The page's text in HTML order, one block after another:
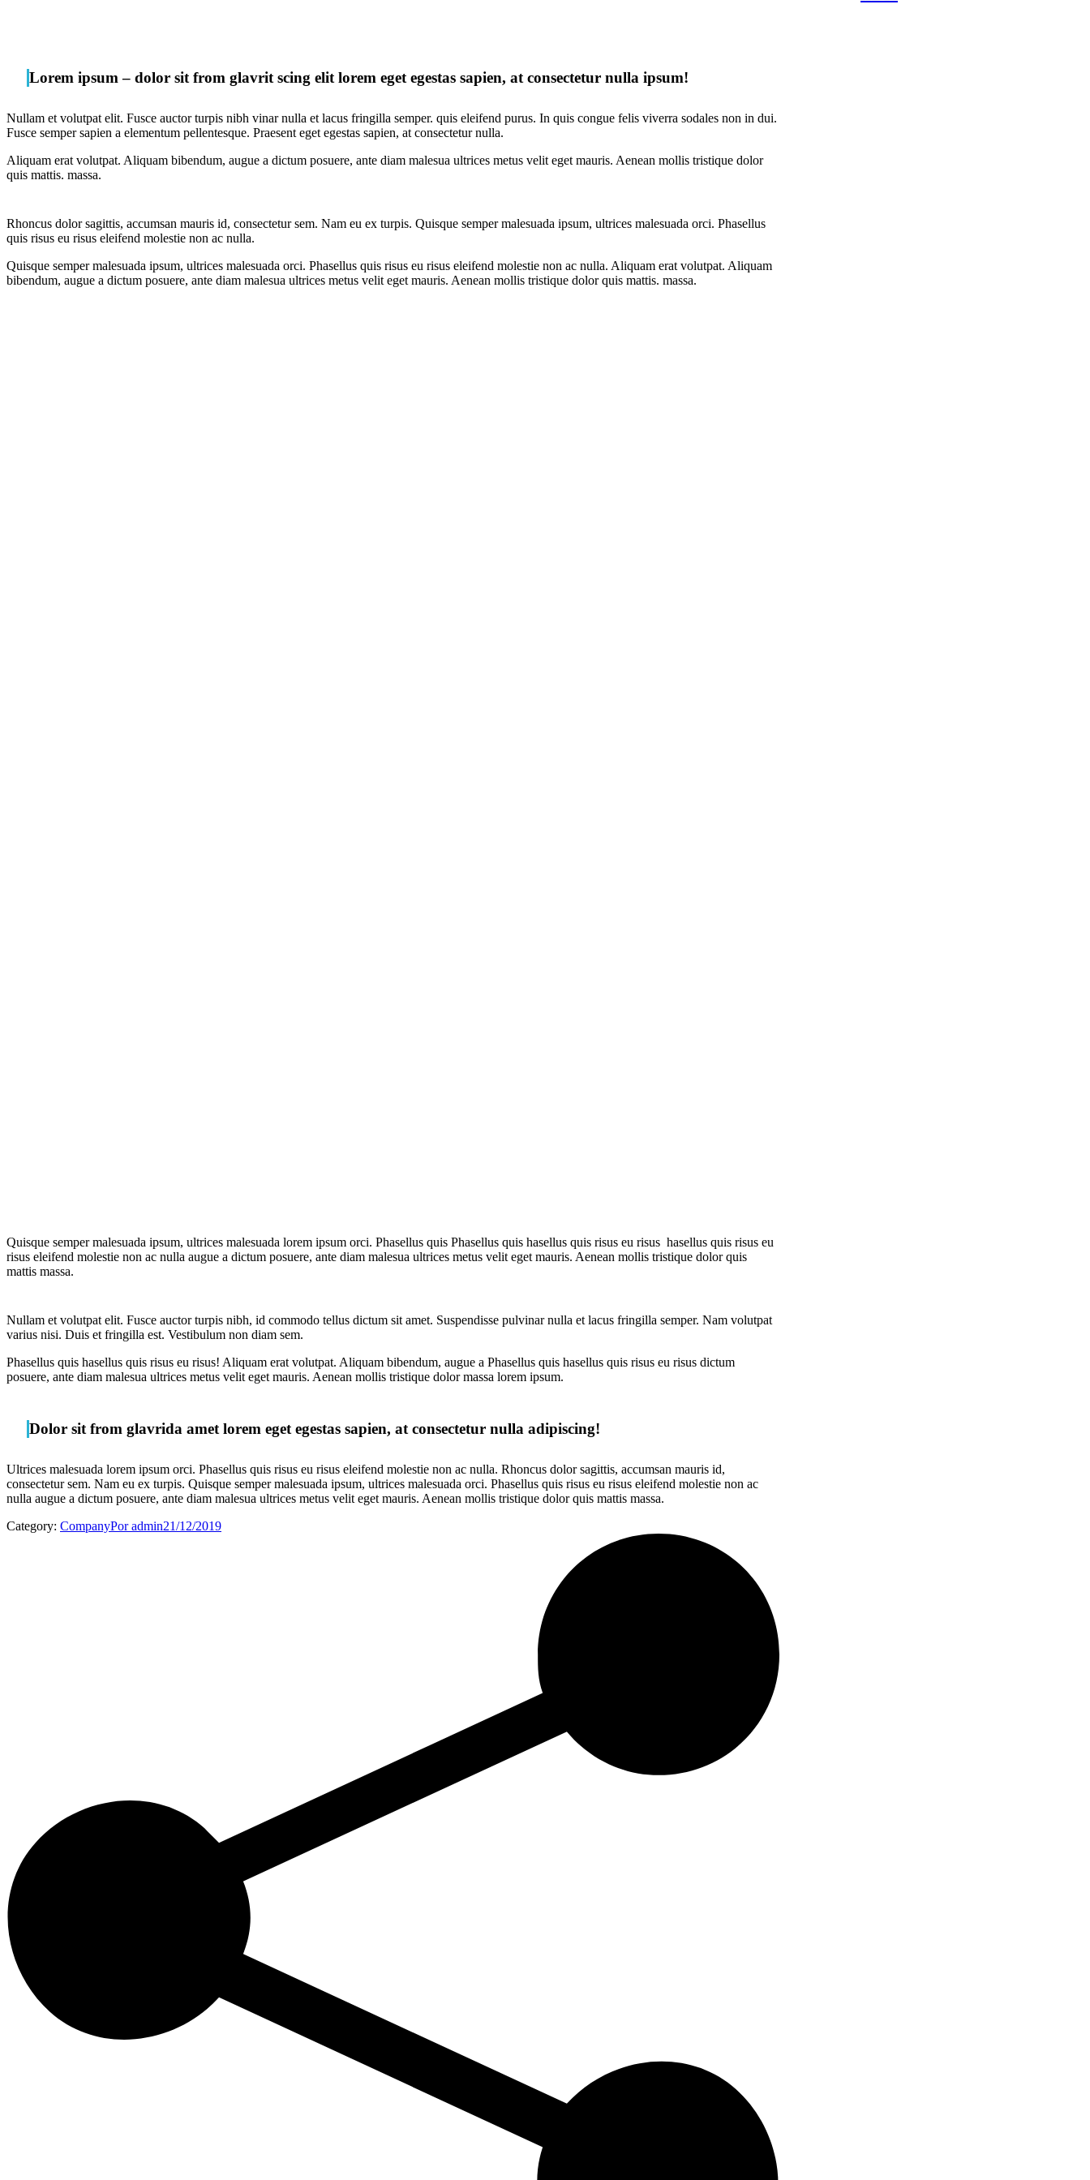
Lorem ipsum – dolor sit from glavrit scing elit lorem eget egestas sapien, at consectetur nulla ipsum!
Nullam et volutpat elit. Fusce auctor turpis nibh vinar nulla et lacus fringilla semper. quis eleifend purus. In quis congue felis viverra sodales non in dui.
Fusce semper sapien a elementum pellentesque. Praesent eget egestas sapien, at consectetur nulla.
Aliquam erat volutpat. Aliquam bibendum, augue a dictum posuere, ante diam malesua ultrices metus velit eget mauris. Aenean mollis tristique dolor
quis mattis. massa.
Rhoncus dolor sagittis, accumsan mauris id, consectetur sem. Nam eu ex turpis. Quisque semper malesuada ipsum, ultrices malesuada orci. Phasellus
quis risus eu risus eleifend molestie non ac nulla.
Quisque semper malesuada ipsum, ultrices malesuada orci. Phasellus quis risus eu risus eleifend molestie non ac nulla. Aliquam erat volutpat. Aliquam
bibendum, augue a dictum posuere, ante diam malesua ultrices metus velit eget mauris. Aenean mollis tristique dolor quis mattis. massa.
Quisque semper malesuada ipsum, ultrices malesuada lorem ipsum orci. Phasellus quis Phasellus quis hasellus quis risus eu risus hasellus quis risus eu
risus eleifend molestie non ac nulla augue a dictum posuere, ante diam malesua ultrices metus velit eget mauris. Aenean mollis tristique dolor quis
mattis massa.
Nullam et volutpat elit. Fusce auctor turpis nibh, id commodo tellus dictum sit amet. Suspendisse pulvinar nulla et lacus fringilla semper. Nam volutpat
varius nisi. Duis et fringilla est. Vestibulum non diam sem.
Phasellus quis hasellus quis risus eu risus! Aliquam erat volutpat. Aliquam bibendum, augue a Phasellus quis hasellus quis risus eu risus dictum
posuere, ante diam malesua ultrices metus velit eget mauris. Aenean mollis tristique dolor massa lorem ipsum.
Dolor sit from glavrida amet lorem eget egestas sapien, at consectetur nulla adipiscing!
Ultrices malesuada lorem ipsum orci. Phasellus quis risus eu risus eleifend molestie non ac nulla. Rhoncus dolor sagittis, accumsan mauris id,
consectetur sem. Nam eu ex turpis. Quisque semper malesuada ipsum, ultrices malesuada orci. Phasellus quis risus eu risus eleifend molestie non ac
nulla augue a dictum posuere, ante diam malesua ultrices metus velit eget mauris. Aenean mollis tristique dolor quis mattis massa.
Category: CompanyPoradmin21/12/2019